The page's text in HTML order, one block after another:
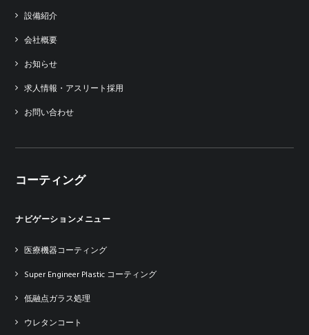
設備紹介
会社概要
お知らせ
求人情報・アスリート採用
お問い合わせ
コーティング
ナビゲーションメニュー
医療機器コーティング
Super Engineer Plastic コーティング
低融点ガラス処理
ウレタンコート